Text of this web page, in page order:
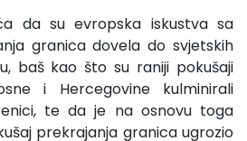
da su evropska iskustva sa
granica dovela do svjetskih
baš kao što su raniji pokušaji
i Hercegovine kulminirali
te da je na osnovu toga
prekrajanja granica ugrozio